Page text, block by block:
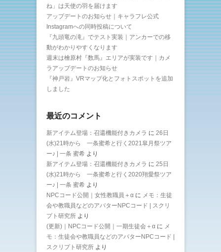
ね」は天使の羽を届けます
アップデートのお知らせ｜キャラフレ公式
Instagramへの同時投稿について
『九頭竜の滝』でテスト実装｜アンカーでの移
動がわかりやすくなります
週末は檜原村『数馬』エリアが実装です｜カメ
ラアップデートのお知らせ
『神戸岩』VRマップ化とフォトスポットを追加
しました
最近のコメント
新アイテム登場：召還機能付きカメラ に 26日
(水)21時から 一条蜜希と行く2021皐月祭ツア
ー♪ | 一条 蜜希 より
新アイテム登場：召還機能付きカメラ に 25日
(水)21時から 一条蜜希と行く2020翔愛祭ツア
ー♪ | 一条 蜜希 より
NPCコード公開｜女性教職員＋α に メモ：生徒
会や教職員などのアバターNPCコード | スクリ
プト研究所 より
(更新)｜NPCコード公開｜一期生徒会＋α に メ
モ：生徒会や教職員などのアバターNPCコード |
スクリプト研究所 より